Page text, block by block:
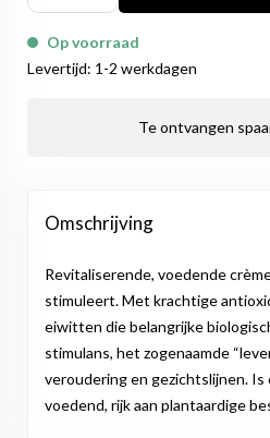
Op voorraad
Levertijd: 1-2 werkdagen
Te ontvangen
Omschrijving
Revitaliserende, voedende
stimuleert. Met krachtige
eiwitten die belangrijke
stimulans, het zogenaamde
veroudering en gezichtslijnen. Is
voedend, rijk aan plantaardige